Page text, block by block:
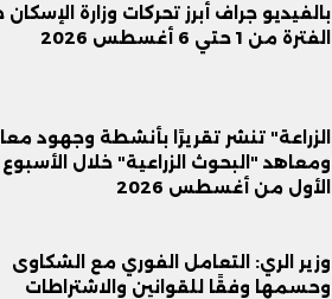
بالفيديو جراف أبرز تحركات وزارة الإسكان
الفترة من 1 حتي 6 أغسطس 2026
الزراعة" تنشر تقريرًا بأنشطة وجهود
ومعاهد "البحوث الزراعية" خلال الأسبوع
الأول من أغسطس 2026
وزير الري: التعامل الفوري مع الشكاوى
وحسمها وفقًا للقوانين والاشتراطات
ابني بطل وفخورة بيه.. أول
عماد سائق التريلا مع والدته بعد